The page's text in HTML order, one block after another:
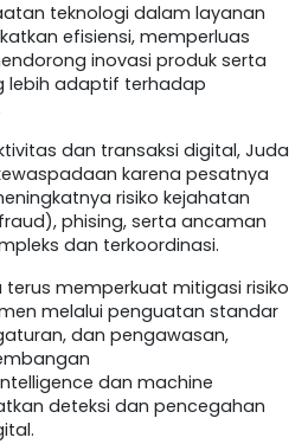
teknologi dalam layanan
efisiensi, memperluas
inovasi produk serta
lebih adaptif terhadap
dan transaksi digital, Juda
karena pesatnya
risiko kejahatan
phising, serta ancaman
dan terkoordinasi.
terus memperkuat mitigasi risiko
melalui penguatan standar
dan pengawasan,
dan machine
deteksi dan pencegahan